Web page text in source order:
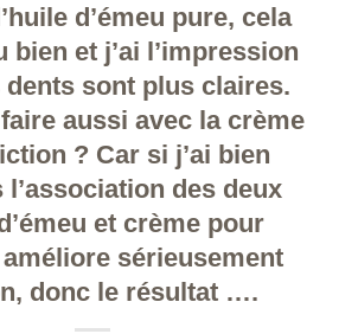
d’émeu pure, cela
bien et j’ai l’impression
dents sont plus claires.
aussi avec la crème
? Car si j’ai bien
des deux
et crème pour
sérieusement
donc le résultat ….